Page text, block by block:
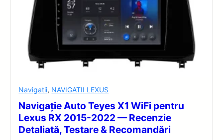
Navigatii, NAVIGATII LEXUS
Navigație Auto Teyes X1 WiFi pentru
Lexus RX 2015-2022 — Recenzie
Detaliată, Testare & Recomandări